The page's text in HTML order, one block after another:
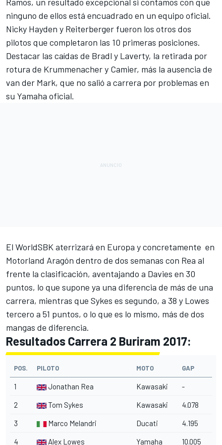
ninguno de ellos está encuadrado en un equipo oficial.
Nicky Hayden y Reiterberger fueron los otros dos
pilotos que completaron las 10 primeras posiciones.
Destacar las caídas de Bradl y Laverty, la retirada por
rotura de Krummenacher y Camier, más la ausencia de
van der Mark, que no salió a carrera por problemas en
su Yamaha oficial.
El WorldSBK aterrizará en Europa y concretamente en
Motorland Aragón dentro de dos semanas con Rea al
frente la clasificación, aventajando a Davies en 30
puntos, lo que supone ya una diferencia de más de una
carrera, mientras que Sykes es segundo, a 38 y Lowes
tercero a 51 puntos, o lo que es lo mismo, más de dos
mangas de diferencia.
Resultados Carrera 2 Buriram 2017:
POS. PILOTO MOTO GAP
1 Jonathan Rea Kawasaki -
2 Tom Sykes Kawasaki 4.078
3 Marco Melandri Ducati 4.195
4 Alex Lowes Yamaha 10.005